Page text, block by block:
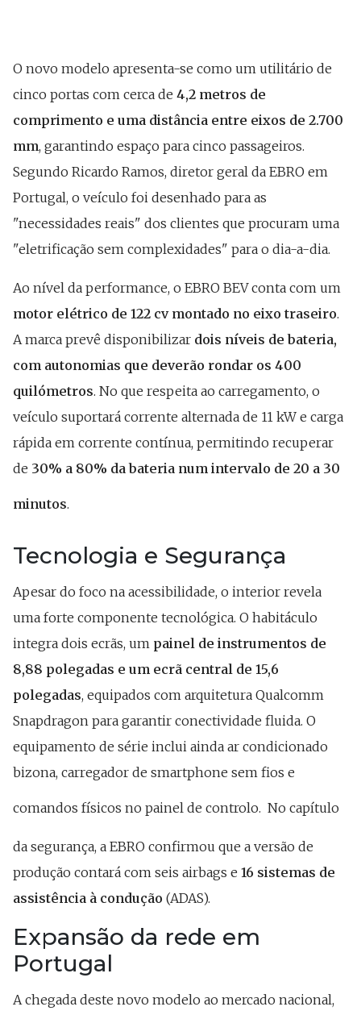
O novo modelo apresenta-se como um utilitário de
cinco portas com cerca de 4,2 metros de
comprimento e uma distância entre eixos de 2.700
mm, garantindo espaço para cinco passageiros.
Segundo Ricardo Ramos, diretor geral da EBRO em
Portugal, o veículo foi desenhado para as
"necessidades reais" dos clientes que procuram uma
"eletrificação sem complexidades" para o dia-a-dia.
Ao nível da performance, o EBRO BEV conta com um
motor elétrico de 122 cv montado no eixo traseiro.
A marca prevê disponibilizar dois níveis de bateria,
com autonomias que deverão rondar os 400
quilómetros. No que respeita ao carregamento, o
veículo suportará corrente alternada de 11 kW e carga
rápida em corrente contínua, permitindo recuperar
de 30% a 80% da bateria num intervalo de 20 a 30
minutos.
Tecnologia e Segurança
Apesar do foco na acessibilidade, o interior revela
uma forte componente tecnológica. O habitáculo
integra dois ecrãs, um painel de instrumentos de
8,88 polegadas e um ecrã central de 15,6
polegadas, equipados com arquitetura Qualcomm
Snapdragon para garantir conectividade fluida. O
equipamento de série inclui ainda ar condicionado
bizona, carregador de smartphone sem fios e
comandos físicos no painel de controlo. No capítulo
da segurança, a EBRO confirmou que a versão de
produção contará com seis airbags e 16 sistemas de
assistência à condução (ADAS).
Expansão da rede em
Portugal
A chegada deste novo modelo ao mercado nacional,